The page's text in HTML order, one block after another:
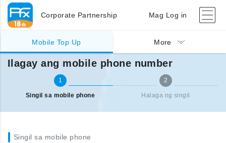
Corporate Partnership Mag Log in
Mobile Top Up More
Singil sa ibang bansa (mobile) Ilagay ang mobile phone number
Ilagay ang mobile phone number
1
Singil sa mobile phone
2
Halaga ng singil
Singil sa mobile phone